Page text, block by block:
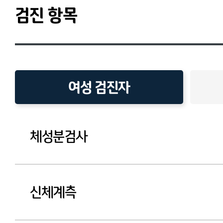
검진 항목
여성 검진자
체성분검사
신체계측